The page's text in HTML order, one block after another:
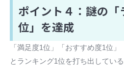
ポイント４：謎の「
位」を達成
「満足度1位」「おすすめ度1位
とランキング1位を打ち出してい